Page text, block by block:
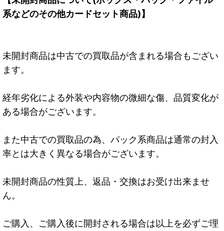
系などのその他カードセット商品)】
未開封商品は中古での買取品が含まれる場合もござい
ます。
経年劣化による外装や内容物の微細な傷、品質変化が
ある場合がございます。
また中古での買取品の為、パック系商品は通常の封入
率とは大きく異なる場合がございます。
未開封商品の性質上、返品・交換はお受け出来ませ
ん。
ご購入、ご購入後に開封される場合は以上を必ずご理